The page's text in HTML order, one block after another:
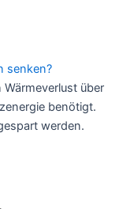
senken?
über
benötigt.
werden.